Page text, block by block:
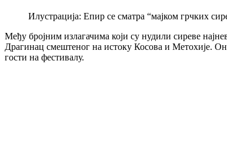
Илустрација: Епир се сматра “мајком грчких
Међу бројним излагачима који су нудили сиреве
Драгинац смештеног на истоку Косова и Метохије.
гости на фестивалу.